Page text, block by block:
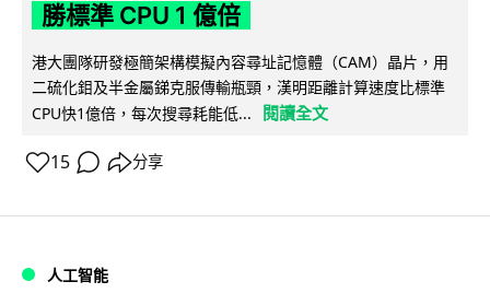
勝標準 CPU 1 億倍
港大團隊研發極簡架構模擬內容尋址記憶體（CAM）晶片，用
二硫化鉬及半金屬銻克服傳輸瓶頸，漢明距離計算速度比標準
CPU快1億倍，每次搜尋耗能低...
閱讀全文
15 分享
人工智能